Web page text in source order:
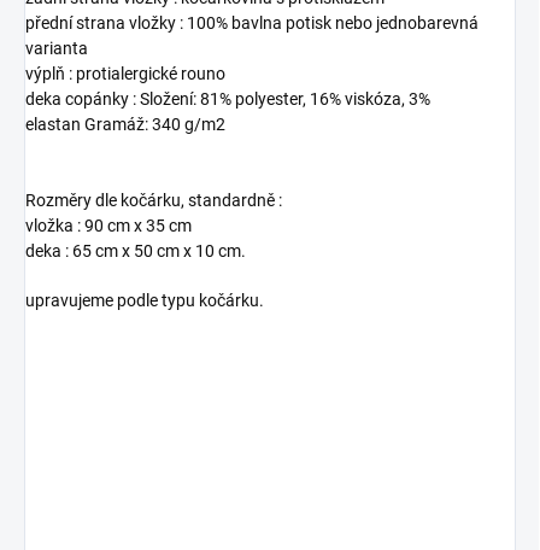
přední strana vložky : 100% bavlna potisk nebo jednobarevná
varianta
výplň : protialergické rouno
deka copánky : Složení: 81% polyester, 16% viskóza, 3%
elastan Gramáž: 340 g/m2
Rozměry dle kočárku, standardně :
vložka : 90 cm x 35 cm
deka : 65 cm x 50 cm x 10 cm.
upravujeme podle typu kočárku.